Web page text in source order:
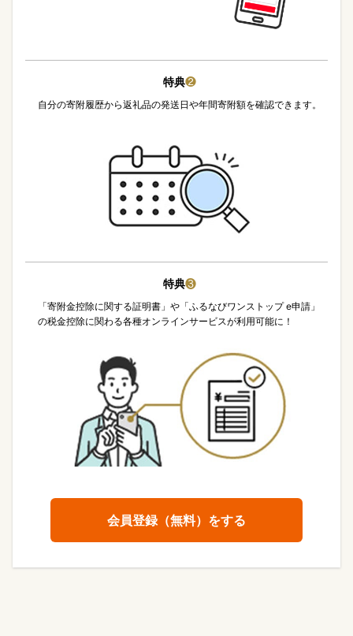
特典❷
自分の寄附履歴から返礼品の発送日や年間寄附額を確認できます。
特典❸
「寄附金控除に関する証明書」や「ふるなびワンストップ e申請」
の税金控除に関わる各種オンラインサービスが利用可能に！
会員登録（無料）をする